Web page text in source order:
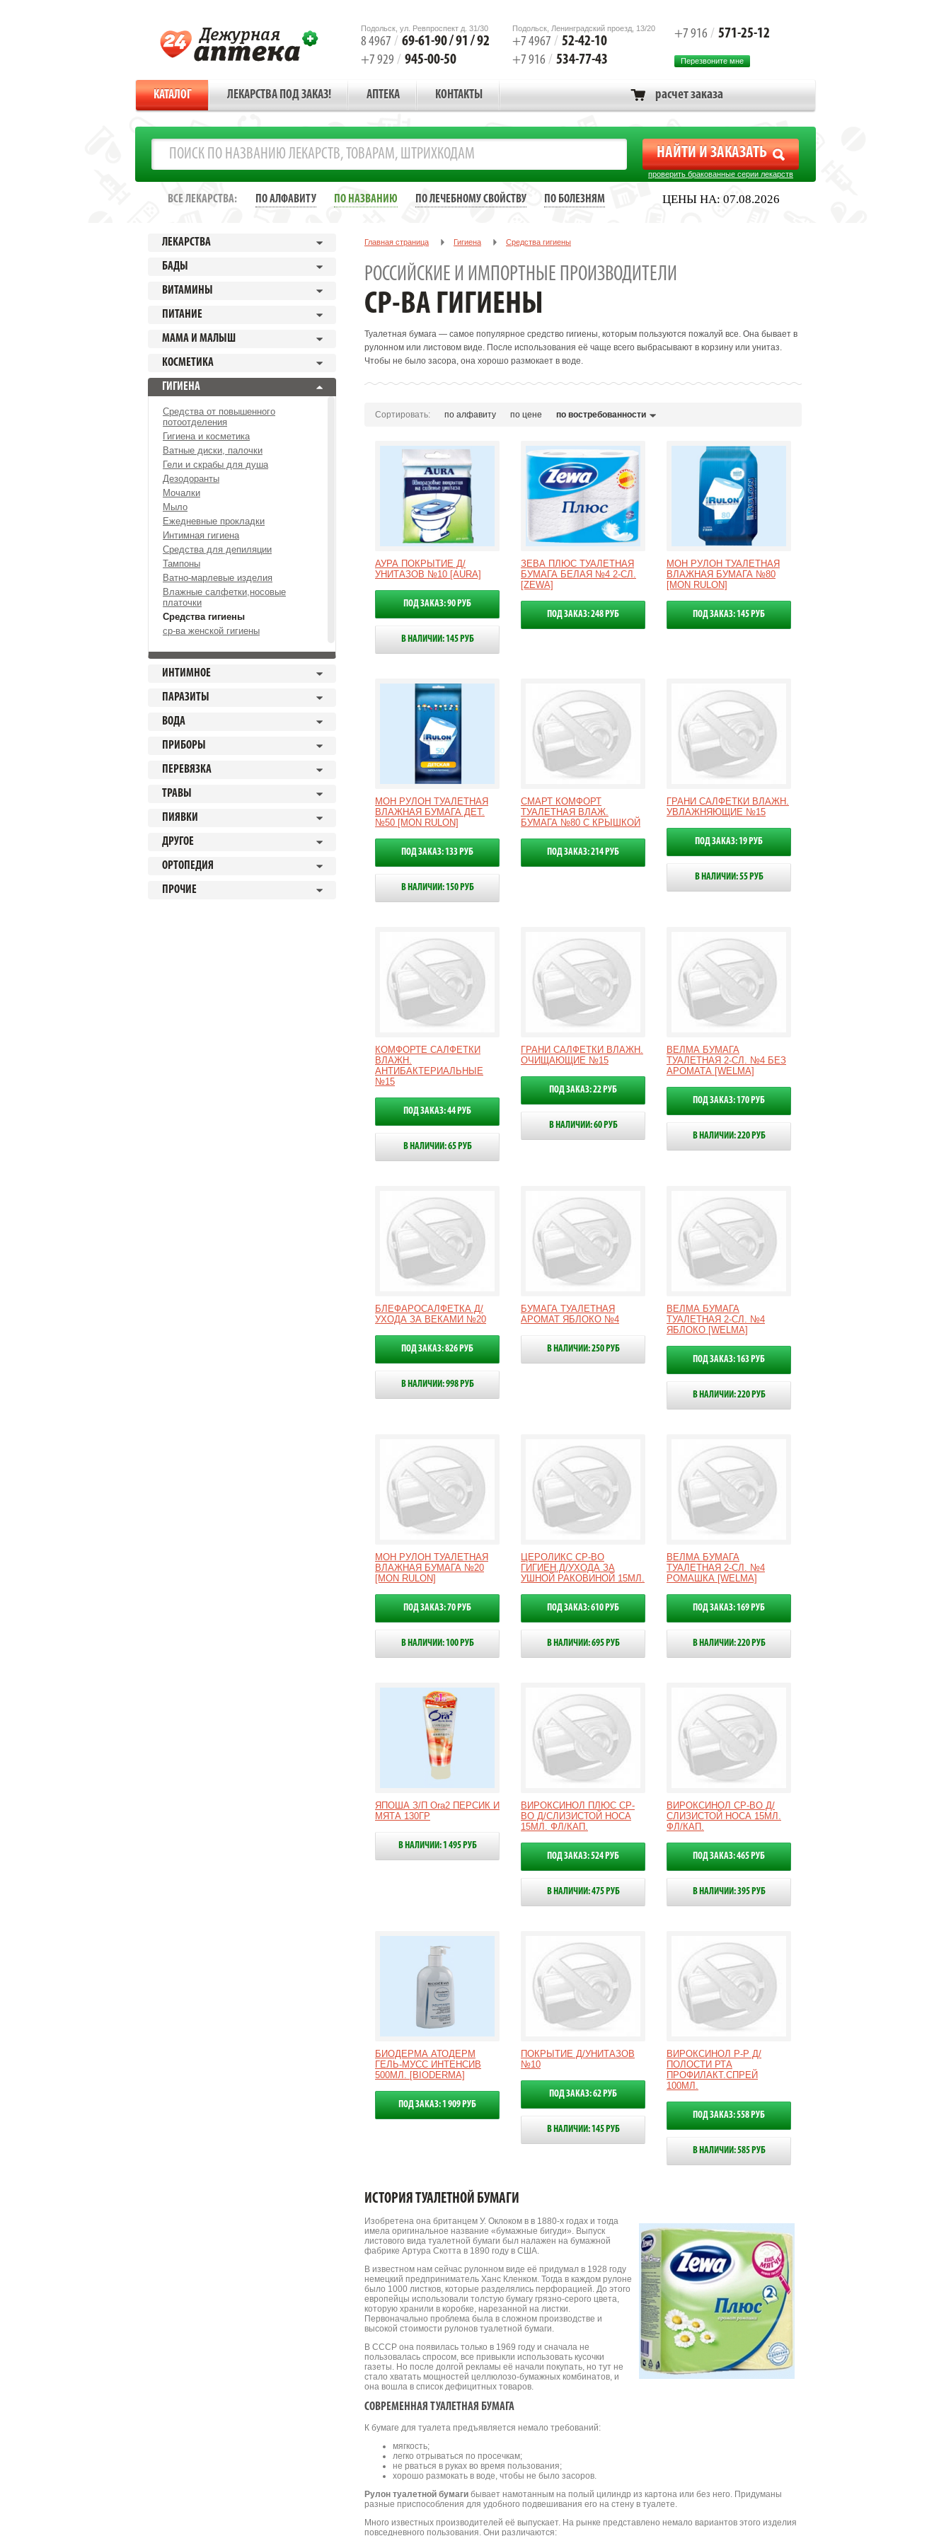
Подольск, ул. Ревпроспект д. 31/30
8 4967 / 69-61-90 / 91 / 92
+7 929 / 945-00-50
Подольск, Ленинградский проезд, 13/20
+7 4967 / 52-42-10
+7 916 / 534-77-43
+7 916 / 571-25-12
Перезвоните мне
КАТАЛОГ ЛЕКАРСТВА ПОД ЗАКАЗ! АПТЕКА КОНТАКТЫ расчет заказа
проверить бракованные серии лекарств
ЦЕНЫ НА: 07.08.2026
ВСЕ ЛЕКАРСТВА: ПО АЛФАВИТУ ПО НАЗВАНИЮ ПО ЛЕЧЕБНОМУ СВОЙСТВУ ПО БОЛЕЗНЯМ
ЛЕКАРСТВА
БАДЫ
ВИТАМИНЫ
ПИТАНИЕ
МАМА И МАЛЫШ
КОСМЕТИКА
ГИГИЕНА
Средства от повышенного
потоотделения
Гигиена и косметика
Ватные диски, палочки
Гели и скрабы для душа
Дезодоранты
Мочалки
Мыло
Ежедневные прокладки
Интимная гигиена
Средства для депиляции
Тампоны
Ватно-марлевые изделия
Влажные салфетки,носовые
платочки
Средства гигиены
ср-ва женской гигиены
ИНТИМНОЕ
ПАРАЗИТЫ
ВОДА
ПРИБОРЫ
ПЕРЕВЯЗКА
ТРАВЫ
ПИЯВКИ
ДРУГОЕ
ОРТОПЕДИЯ
ПРОЧИЕ
Главная страница Гигиена Средства гигиены
РОССИЙСКИЕ И ИМПОРТНЫЕ ПРОИЗВОДИТЕЛИ
СР-ВА ГИГИЕНЫ
Туалетная бумага — самое популярное средство гигиены, которым пользуются пожалуй все. Она бывает в
рулонном или листовом виде. После использования её чаще всего выбрасывают в корзину или унитаз.
Чтобы не было засора, она хорошо размокает в воде.
Сортировать: по алфавиту по цене по востребованности
АУРА ПОКРЫТИЕ Д/
УНИТАЗОВ №10 [AURA]
ПОД ЗАКАЗ: 90 РУБ
В НАЛИЧИИ: 145 РУБ
ЗЕВА ПЛЮС ТУАЛЕТНАЯ
БУМАГА БЕЛАЯ №4 2-СЛ.
[ZEWA]
ПОД ЗАКАЗ: 248 РУБ
МОН РУЛОН ТУАЛЕТНАЯ
ВЛАЖНАЯ БУМАГА №80
[MON RULON]
ПОД ЗАКАЗ: 145 РУБ
МОН РУЛОН ТУАЛЕТНАЯ
ВЛАЖНАЯ БУМАГА ДЕТ.
№50 [MON RULON]
ПОД ЗАКАЗ: 133 РУБ
В НАЛИЧИИ: 150 РУБ
СМАРТ КОМФОРТ
ТУАЛЕТНАЯ ВЛАЖ.
БУМАГА №80 С КРЫШКОЙ
ПОД ЗАКАЗ: 214 РУБ
ГРАНИ САЛФЕТКИ ВЛАЖН.
УВЛАЖНЯЮЩИЕ №15
ПОД ЗАКАЗ: 19 РУБ
В НАЛИЧИИ: 55 РУБ
КОМФОРТЕ САЛФЕТКИ
ВЛАЖН.
АНТИБАКТЕРИАЛЬНЫЕ
№15
ПОД ЗАКАЗ: 44 РУБ
В НАЛИЧИИ: 65 РУБ
ГРАНИ САЛФЕТКИ ВЛАЖН.
ОЧИЩАЮЩИЕ №15
ПОД ЗАКАЗ: 22 РУБ
В НАЛИЧИИ: 60 РУБ
ВЕЛМА БУМАГА
ТУАЛЕТНАЯ 2-СЛ. №4 БЕЗ
АРОМАТА [WELMA]
ПОД ЗАКАЗ: 170 РУБ
В НАЛИЧИИ: 220 РУБ
БЛЕФАРОСАЛФЕТКА Д/
УХОДА ЗА ВЕКАМИ №20
ПОД ЗАКАЗ: 826 РУБ
В НАЛИЧИИ: 998 РУБ
БУМАГА ТУАЛЕТНАЯ
АРОМАТ ЯБЛОКО №4
В НАЛИЧИИ: 250 РУБ
ВЕЛМА БУМАГА
ТУАЛЕТНАЯ 2-СЛ. №4
ЯБЛОКО [WELMA]
ПОД ЗАКАЗ: 163 РУБ
В НАЛИЧИИ: 220 РУБ
МОН РУЛОН ТУАЛЕТНАЯ
ВЛАЖНАЯ БУМАГА №20
[MON RULON]
ПОД ЗАКАЗ: 70 РУБ
В НАЛИЧИИ: 100 РУБ
ЦЕРОЛИКС СР-ВО
ГИГИЕН.Д/УХОДА ЗА
УШНОЙ РАКОВИНОЙ 15МЛ.
ПОД ЗАКАЗ: 610 РУБ
В НАЛИЧИИ: 695 РУБ
ВЕЛМА БУМАГА
ТУАЛЕТНАЯ 2-СЛ. №4
РОМАШКА [WELMA]
ПОД ЗАКАЗ: 169 РУБ
В НАЛИЧИИ: 220 РУБ
ЯПОША З/П Ora2 ПЕРСИК И
МЯТА 130ГР
В НАЛИЧИИ: 1 495 РУБ
ВИРОКСИНОЛ ПЛЮС СР-
ВО Д/СЛИЗИСТОЙ НОСА
15МЛ. ФЛ/КАП.
ПОД ЗАКАЗ: 524 РУБ
В НАЛИЧИИ: 475 РУБ
ВИРОКСИНОЛ СР-ВО Д/
СЛИЗИСТОЙ НОСА 15МЛ.
ФЛ/КАП.
ПОД ЗАКАЗ: 465 РУБ
В НАЛИЧИИ: 395 РУБ
БИОДЕРМА АТОДЕРМ
ГЕЛЬ-МУСС ИНТЕНСИВ
500МЛ. [BIODERMA]
ПОД ЗАКАЗ: 1 909 РУБ
ПОКРЫТИЕ Д/УНИТАЗОВ
№10
ПОД ЗАКАЗ: 62 РУБ
В НАЛИЧИИ: 145 РУБ
ВИРОКСИНОЛ Р-Р Д/
ПОЛОСТИ РТА
ПРОФИЛАКТ.СПРЕЙ
100МЛ.
ПОД ЗАКАЗ: 558 РУБ
В НАЛИЧИИ: 585 РУБ
ИСТОРИЯ ТУАЛЕТНОЙ БУМАГИ
Изобретена она британцем У. Оклоком в в 1880-х годах и тогда
имела оригинальное название «бумажные бигуди». Выпуск
листового вида туалетной бумаги был налажен на бумажной
фабрике Артура Скотта в 1890 году в США.
В известном нам сейчас рулонном виде её придумал в 1928 году
немецкий предприниматель Ханс Кленком. Тогда в каждом рулоне
было 1000 листков, которые разделялись перфорацией. До этого
европейцы использовали толстую бумагу грязно-серого цвета,
которую хранили в коробке, нарезанной на листки.
Первоначально проблема была в сложном производстве и
высокой стоимости рулонов туалетной бумаги.
В СССР она появилась только в 1969 году и сначала не
пользовалась спросом, все привыкли использовать кусочки
газеты. Но после долгой рекламы её начали покупать, но тут не
стало хватать мощностей целлюлозо-бумажных комбинатов, и
она вошла в список дефицитных товаров.
СОВРЕМЕННАЯ ТУАЛЕТНАЯ БУМАГА
К бумаге для туалета предъявляется немало требований:
мягкость;
легко отрываться по просечкам;
не рваться в руках во время пользования;
хорошо размокать в воде, чтобы не было засоров.
Рулон туалетной бумаги бывает намотанным на полый цилиндр из картона или без него. Придуманы
разные приспособления для удобного подвешивания его на стену в туалете.
Много известных производителей её выпускает. На рынке представлено немало вариантов этого изделия
повседневного пользования. Они различаются: